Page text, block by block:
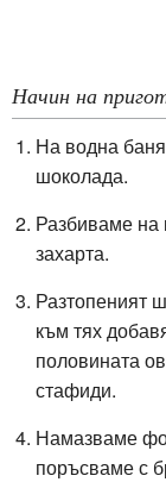
Начин на
На водна
шоколада.
Разбиваме на
захарта.
Разтопеният
към тях
половината
стафиди.
Намазваме
поръсваме с